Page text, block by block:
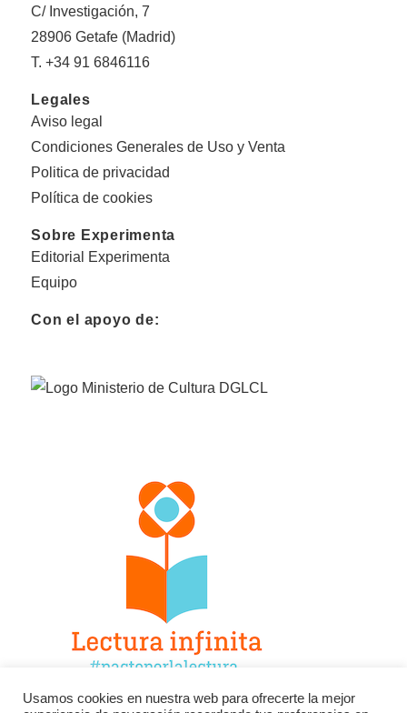
C/ Investigación, 7
28906 Getafe (Madrid)
T. +34 91 6846116
Legales
Aviso legal
Condiciones Generales de Uso y Venta
Politica de privacidad
Política de cookies
Sobre Experimenta
Editorial Experimenta
Equipo
Con el apoyo de:
Usamos cookies en nuestra web para ofrecerte la mejor